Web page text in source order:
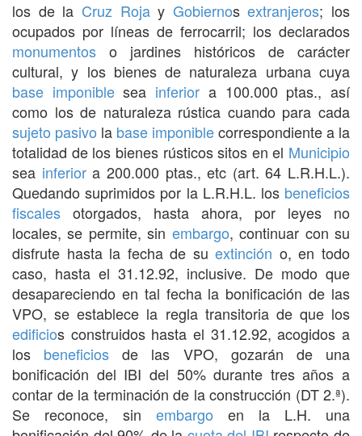
los de la Cruz Rojay Gobiernosextranjeros; los
ocupados por líneas de ferrocarril; los declarados
monumentos o jardines históricos de carácter
cultural, y los bienes de naturaleza urbana cuya
base imponiblesea inferior a 100.000 ptas., así
como los de naturaleza rústica cuando para cada
sujeto pasivo la base imponiblecorrespondiente a la
totalidad de los bienes rústicos sitos en el Municipio
sea inferiora 200.000 ptas., etc (art. 64 L.R.H.L.).
Quedando suprimidos por la L.R.H.L. los beneficios
fiscales otorgados, hasta ahora, por leyes no
locales, se permite, sin embargo, continuar con su
disfrute hasta la fecha de suextinción o, en todo
caso, hasta el 31.12.92, inclusive. De modo que
desapareciendo en tal fecha la bonificación de las
VPO, se establece la regla transitoria de que los
edificios construidos hasta el 31.12.92, acogidos a
los beneficios de las VPO, gozarán de una
bonificación del IBI del 50% durante tres años a
contar de la terminación de la construcción (DT 2.ª).
Se reconoce, sin embargo en la L.H. una